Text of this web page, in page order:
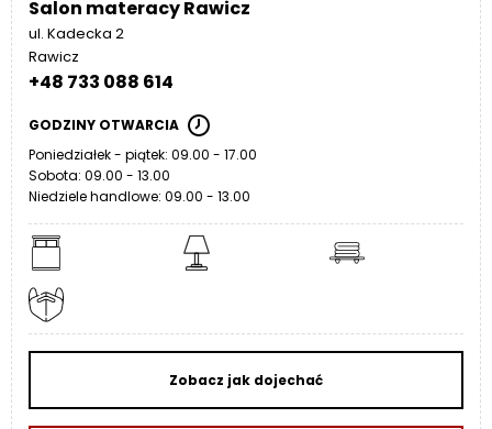
Salon materacy Rawicz
ul. Kadecka 2
Rawicz
+48 733 088 614
GODZINY OTWARCIA
Poniedziałek - piątek: 09.00 - 17.00
Sobota: 09.00 - 13.00
Niedziele handlowe: 09.00 - 13.00
Zobacz jak dojechać